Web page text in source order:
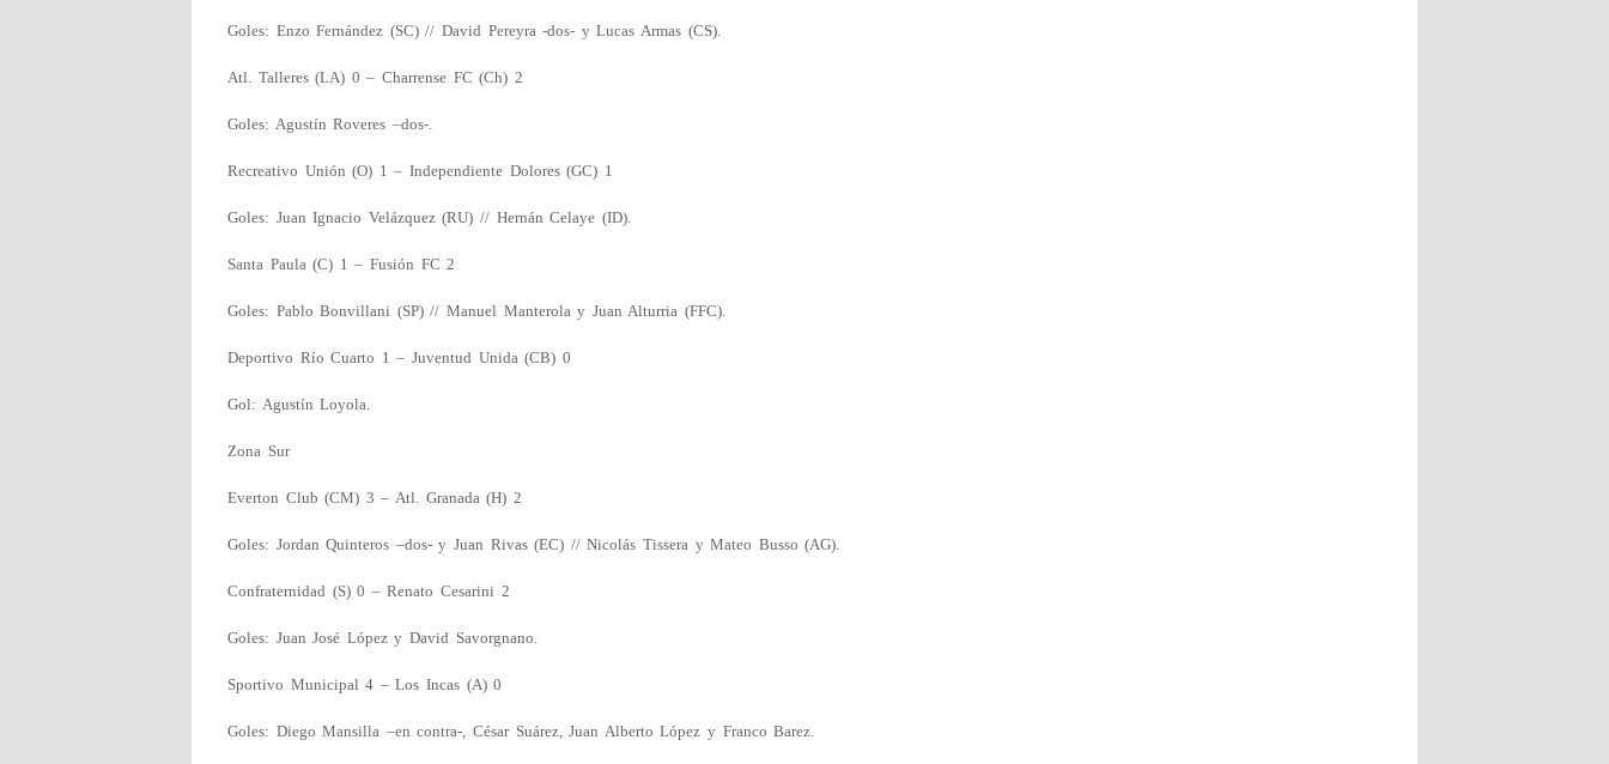
Goles: Enzo Fernández (SC) // David Pereyra -dos- y Lucas Armas (CS).
Atl. Talleres (LA) 0 – Charrense FC (Ch) 2
Goles: Agustín Roveres –dos-.
Recreativo Unión (O) 1 – Independiente Dolores (GC) 1
Goles: Juan Ignacio Velázquez (RU) // Hernán Celaye (ID).
Santa Paula (C) 1 – Fusión FC 2
Goles: Pablo Bonvillani (SP) // Manuel Manterola y Juan Alturria (FFC).
Deportivo Río Cuarto 1 – Juventud Unida (CB) 0
Gol: Agustín Loyola.
Zona Sur
Everton Club (CM) 3 – Atl. Granada (H) 2
Goles: Jordan Quinteros –dos- y Juan Rivas (EC) // Nicolás Tissera y Mateo Busso (AG).
Confraternidad (S) 0 – Renato Cesarini 2
Goles: Juan José López y David Savorgnano.
Sportivo Municipal 4 – Los Incas (A) 0
Goles: Diego Mansilla –en contra-, César Suárez, Juan Alberto López y Franco Barez.